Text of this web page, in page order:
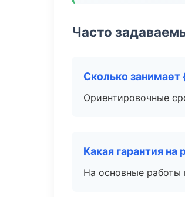
Часто
Сколько занимает
Ориентировочные
Какая гарантия на
На основные работы